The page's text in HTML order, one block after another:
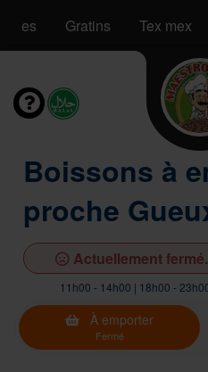
Pâtes Gratins Tex mex
Boissons à
proche
Actuellement
11h00 - 14h00 | 18h00 -
À emporter
Fermé